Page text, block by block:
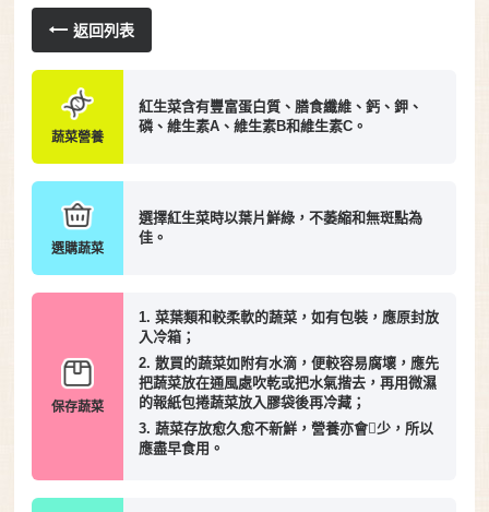
返回列表
蔬菜營養
紅生菜含有豐富蛋白質、膳食纖維、鈣、鉀、
磷、維生素A、維生素B和維生素C。
選購蔬菜
選擇紅生菜時以葉片鮮綠，不萎縮和無斑點為
佳。
保存蔬菜
1. 菜葉類和較柔軟的蔬菜，如有包裝，應原封放
入冷箱；
2. 散買的蔬菜如附有水滴，便較容易腐壞，應先
把蔬菜放在通風處吹乾或把水氣揩去，再用微濕
的報紙包捲蔬菜放入膠袋後再冷藏；
3. 蔬菜存放愈久愈不新鮮，營養亦會少，所以
應盡早食用。